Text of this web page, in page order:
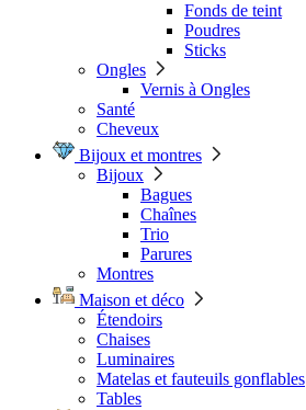
Fonds de teint
Poudres
Sticks
Ongles
Vernis à Ongles
Santé
Cheveux
Bijoux et montres
Bijoux
Bagues
Chaînes
Trio
Parures
Montres
Maison et déco
Étendoirs
Chaises
Luminaires
Matelas et fauteuils gonflables
Tables